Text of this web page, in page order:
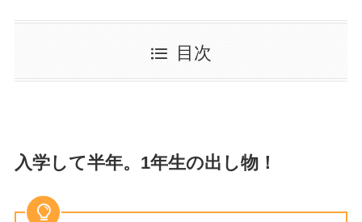
目次
入学して半年。1年生の出し物！